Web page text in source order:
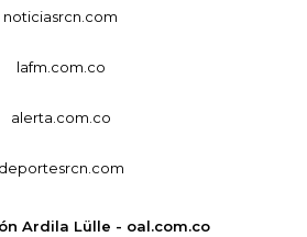
noticiasrcn.com
lafm.com.co
alerta.com.co
deportesrcn.com
Ardila Lülle - oal.com.co